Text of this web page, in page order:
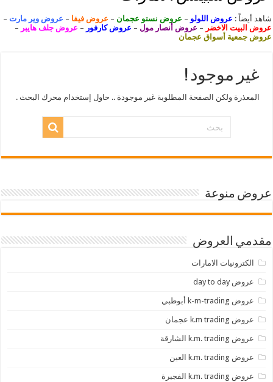
شاهد أيضاً : عروض اللولو – عروض نستو عجمان – عروض فيفا – عروض وير مارت –
عروض البيت الاخضر – عروض أنصار مول – عروض كارفور – عروض جلف هايبر –
عروض جمعية أسواق عجمان
غير موجود !
المعذرة ولكن الصفحة المطلوبة غير موجودة .. حاول إستخدام محرك البحث .
عروض منوعة
مقدمي العروض
الكترونيات الامارات
عروض day to day
عروض k-m-trading أبوظبي
عروض k.m trading عجمان
عروض k.m. trading الشارقة
عروض k.m. trading العين
عروض k.m. trading الفجيرة